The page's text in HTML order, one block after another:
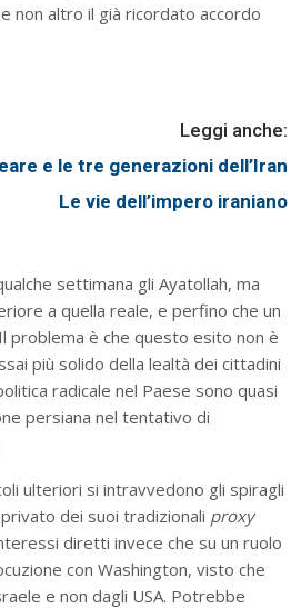
non altro il già ricordato accordo
Leggi anche:
e le tre generazioni dell’Iran
Le vie dell’impero iraniano
settimana gli Ayatollah, ma
a quella reale, e perfino che un
problema è che questo esito non è
più solido della lealtà dei cittadini
radicale nel Paese sono quasi
persiana nel tentativo di
ulteriori si intravvedono gli spiragli
dei suoi tradizionali proxy
diretti invece che su un ruolo
con Washington, visto che
e non dagli USA. Potrebbe